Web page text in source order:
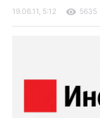
19.06.11, 5:12 5635